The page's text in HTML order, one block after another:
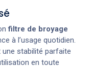
filtre de broyage
à l’usage quotidien.
stabilité parfaite
en toute